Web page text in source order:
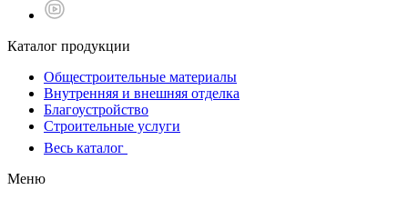
Каталог продукции
Общестроительные материалы
Внутренняя и внешняя отделка
Благоустройство
Строительные услуги
Весь каталог
Меню